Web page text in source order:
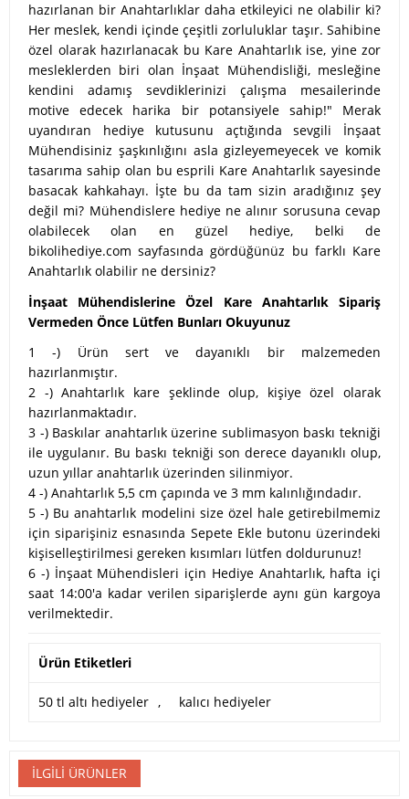
hazırlanan bir Anahtarlıklar daha etkileyici ne olabilir ki?
Her meslek, kendi içinde çeşitli zorluluklar taşır. Sahibine
özel olarak hazırlanacak bu Kare Anahtarlık ise, yine zor
mesleklerden biri olan İnşaat Mühendisliği, mesleğine
kendini adamış sevdiklerinizi çalışma mesailerinde
motive edecek harika bir potansiyele sahip!" Merak
uyandıran hediye kutusunu açtığında sevgili İnşaat
Mühendisiniz şaşkınlığını asla gizleyemeyecek ve komik
tasarıma sahip olan bu esprili Kare Anahtarlık sayesinde
basacak kahkahayı. İşte bu da tam sizin aradığınız şey
değil mi? Mühendislere hediye ne alınır sorusuna cevap
olabilecek olan en güzel hediye, belki de
bikolihediye.com sayfasında gördüğünüz bu farklı Kare
Anahtarlık olabilir ne dersiniz?
İnşaat Mühendislerine Özel Kare Anahtarlık Sipariş
Vermeden Önce Lütfen Bunları Okuyunuz
1 -) Ürün sert ve dayanıklı bir malzemeden
hazırlanmıştır.
2 -) Anahtarlık kare şeklinde olup, kişiye özel olarak
hazırlanmaktadır.
3 -) Baskılar anahtarlık üzerine sublimasyon baskı tekniği
ile uygulanır. Bu baskı tekniği son derece dayanıklı olup,
uzun yıllar anahtarlık üzerinden silinmiyor.
4 -) Anahtarlık 5,5 cm çapında ve 3 mm kalınlığındadır.
5 -) Bu anahtarlık modelini size özel hale getirebilmemiz
için siparişiniz esnasında Sepete Ekle butonu üzerindeki
kişiselleştirilmesi gereken kısımları lütfen doldurunuz!
6 -) İnşaat Mühendisleri için Hediye Anahtarlık, hafta içi
saat 14:00'a kadar verilen siparişlerde aynı gün kargoya
verilmektedir.
Ürün Etiketleri
50 tl altı hediyeler , kalıcı hediyeler
İLGILI ÜRÜNLER